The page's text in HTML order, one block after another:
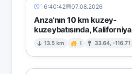
16:40:42 07.08.2026
Anza'nın 10 km kuzey-
kuzeybatısında, Kaliforniya
13.5 km I 33.64, -116.71